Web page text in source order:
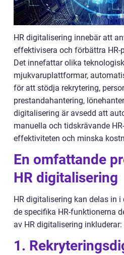
HR digitalisering innebär att
effektivisera och förbättra HR-
Det innefattar olika
mjukvaruplattformar,
för att stödja rekrytering,
prestandahantering,
digitalisering är avsedd att
manuella och tidskrävande
effektiviteten och minska
En omfattande
HR digitalisering
HR digitalisering kan delas in i
de specifika HR-funktionerna
av HR digitalisering inkluderar:
1.